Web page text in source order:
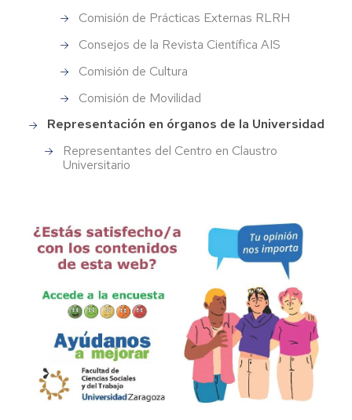
Comisión de Prácticas Externas RLRH
Consejos de la Revista Científica AIS
Comisión de Cultura
Comisión de Movilidad
Representación en órganos de la Universidad
Representantes del Centro en Claustro
Universitario